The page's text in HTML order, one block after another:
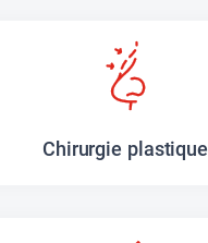
Chirurgie plastique